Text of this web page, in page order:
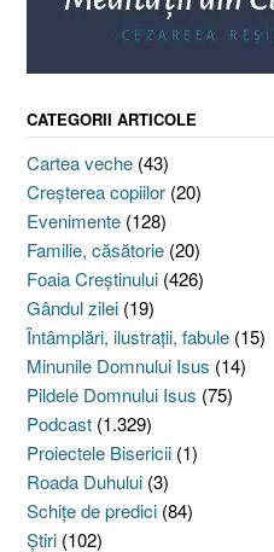
CATEGORII ARTICOLE
Cartea veche (43)
Creşterea copiilor (20)
Evenimente (128)
Familie, căsătorie (20)
Foaia Creştinului (426)
Gândul zilei (19)
Întâmplări, ilustraţii, fabule (15)
Minunile Domnului Isus (14)
Pildele Domnului Isus (75)
Podcast (1.329)
Proiectele Bisericii (1)
Roada Duhului (3)
Schiţe de predici (84)
Ştiri (102)